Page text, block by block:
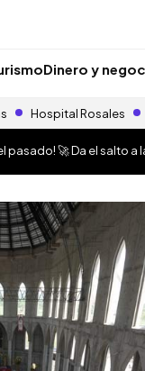
Dinero y
Hospital Rosales
pasado! 🚀 Da el salto a